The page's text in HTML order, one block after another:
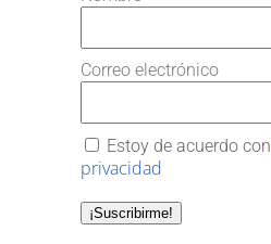
Correo electrónico
Estoy de acuerdo con
privacidad
¡Suscribirme!